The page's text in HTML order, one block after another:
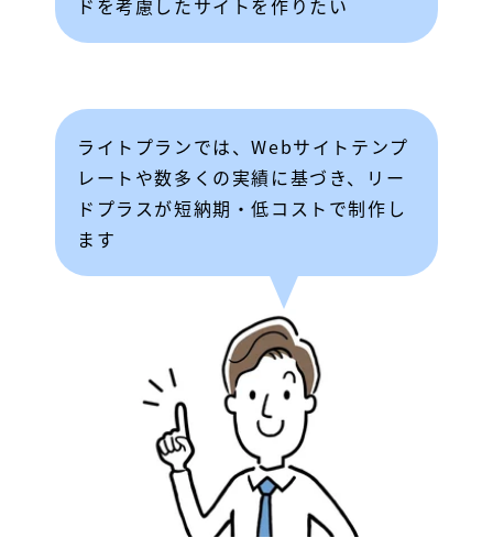
ドを考慮したサイトを作りたい
ライトプランでは、Webサイトテンプ
レートや数多くの実績に基づき、リー
ドプラスが短納期・低コストで制作し
ます